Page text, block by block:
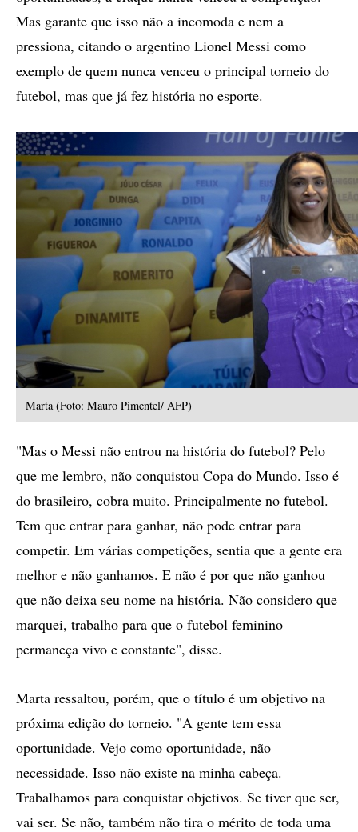
Mas garante que isso não a incomoda e nem a
pressiona, citando o argentino Lionel Messi como
exemplo de quem nunca venceu o principal torneio do
futebol, mas que já fez história no esporte.
Marta (Foto: Mauro Pimentel/ AFP)
"Mas o Messi não entrou na história do futebol? Pelo
que me lembro, não conquistou Copa do Mundo. Isso é
do brasileiro, cobra muito. Principalmente no futebol.
Tem que entrar para ganhar, não pode entrar para
competir. Em várias competições, sentia que a gente era
melhor e não ganhamos. E não é por que não ganhou
que não deixa seu nome na história. Não considero que
marquei, trabalho para que o futebol feminino
permaneça vivo e constante", disse.
Marta ressaltou, porém, que o título é um objetivo na
próxima edição do torneio. "A gente tem essa
oportunidade. Vejo como oportunidade, não
necessidade. Isso não existe na minha cabeça.
Trabalhamos para conquistar objetivos. Se tiver que ser,
vai ser. Se não, também não tira o mérito de toda uma